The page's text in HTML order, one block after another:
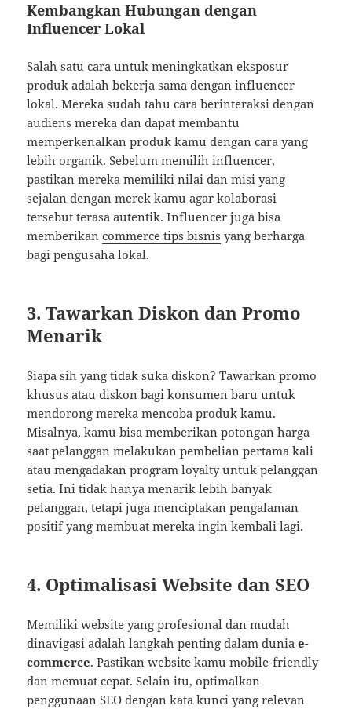
Kembangkan Hubungan dengan
Influencer Lokal
Salah satu cara untuk meningkatkan eksposur
produk adalah bekerja sama dengan influencer
lokal. Mereka sudah tahu cara berinteraksi dengan
audiens mereka dan dapat membantu
memperkenalkan produk kamu dengan cara yang
lebih organik. Sebelum memilih influencer,
pastikan mereka memiliki nilai dan misi yang
sejalan dengan merek kamu agar kolaborasi
tersebut terasa autentik. Influencer juga bisa
memberikancommerce tips bisnis yang berharga
bagi pengusaha lokal.
3. Tawarkan Diskon dan Promo
Menarik
Siapa sih yang tidak suka diskon? Tawarkan promo
khusus atau diskon bagi konsumen baru untuk
mendorong mereka mencoba produk kamu.
Misalnya, kamu bisa memberikan potongan harga
saat pelanggan melakukan pembelian pertama kali
atau mengadakan program loyalty untuk pelanggan
setia. Ini tidak hanya menarik lebih banyak
pelanggan, tetapi juga menciptakan pengalaman
positif yang membuat mereka ingin kembali lagi.
4. Optimalisasi Website dan SEO
Memiliki website yang profesional dan mudah
dinavigasi adalah langkah penting dalam duniae-
commerce. Pastikan website kamu mobile-friendly
dan memuat cepat. Selain itu, optimalkan
penggunaan SEO dengan kata kunci yang relevan